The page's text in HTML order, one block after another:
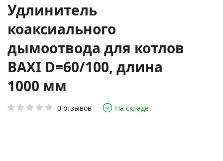
Удлинитель
коаксиального
дымоотвода для котлов
BAXI D=60/100, длина
1000 мм
0 отзывов На складе